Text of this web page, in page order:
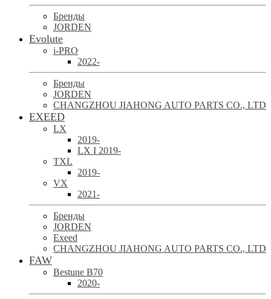
Бренды
JORDEN
Evolute
i-PRO
2022-
Бренды
JORDEN
CHANGZHOU JIAHONG AUTO PARTS CO., LTD
EXEED
LX
2019-
LX I 2019-
TXL
2019-
VX
2021-
Бренды
JORDEN
Exeed
CHANGZHOU JIAHONG AUTO PARTS CO., LTD
FAW
Bestune B70
2020-